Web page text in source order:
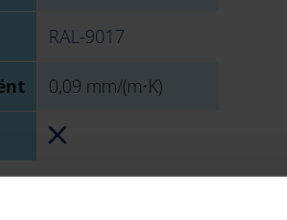
RAL-9017
0,09 mm/(m⋅K)